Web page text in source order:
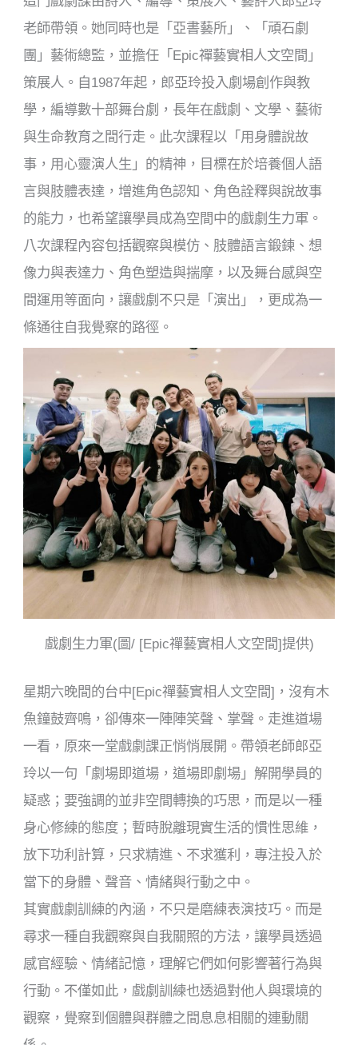
老師帶領。她同時也是「亞書藝所」、「頑石劇
團」藝術總監，並擔任「Epic禪藝實相人文空間」
策展人。自1987年起，郎亞玲投入劇場創作與教
學，編導數十部舞台劇，長年在戲劇、文學、藝術
與生命教育之間行走。此次課程以「用身體說故
事，用心靈演人生」的精神，目標在於培養個人語
言與肢體表達，增進角色認知、角色詮釋與說故事
的能力，也希望讓學員成為空間中的戲劇生力軍。
八次課程內容包括觀察與模仿、肢體語言鍛鍊、想
像力與表達力、角色塑造與揣摩，以及舞台感與空
間運用等面向，讓戲劇不只是「演出」，更成為一
條通往自我覺察的路徑。
戲劇生力軍(圖/ [Epic禪藝實相人文空間]提供)
星期六晚間的台中[Epic禪藝實相人文空間]，沒有木
魚鐘鼓齊鳴，卻傳來一陣陣笑聲、掌聲。走進道場
一看，原來一堂戲劇課正悄悄展開。帶領老師郎亞
玲以一句「劇場即道場，道場即劇場」解開學員的
疑惑；要強調的並非空間轉換的巧思，而是以一種
身心修練的態度；暫時脫離現實生活的慣性思維，
放下功利計算，只求精進、不求獲利，專注投入於
當下的身體、聲音、情緒與行動之中。
其實戲劇訓練的內涵，不只是磨練表演技巧。而是
尋求一種自我觀察與自我關照的方法，讓學員透過
感官經驗、情緒記憶，理解它們如何影響著行為與
行動。不僅如此，戲劇訓練也透過對他人與環境的
觀察，覺察到個體與群體之間息息相關的連動關